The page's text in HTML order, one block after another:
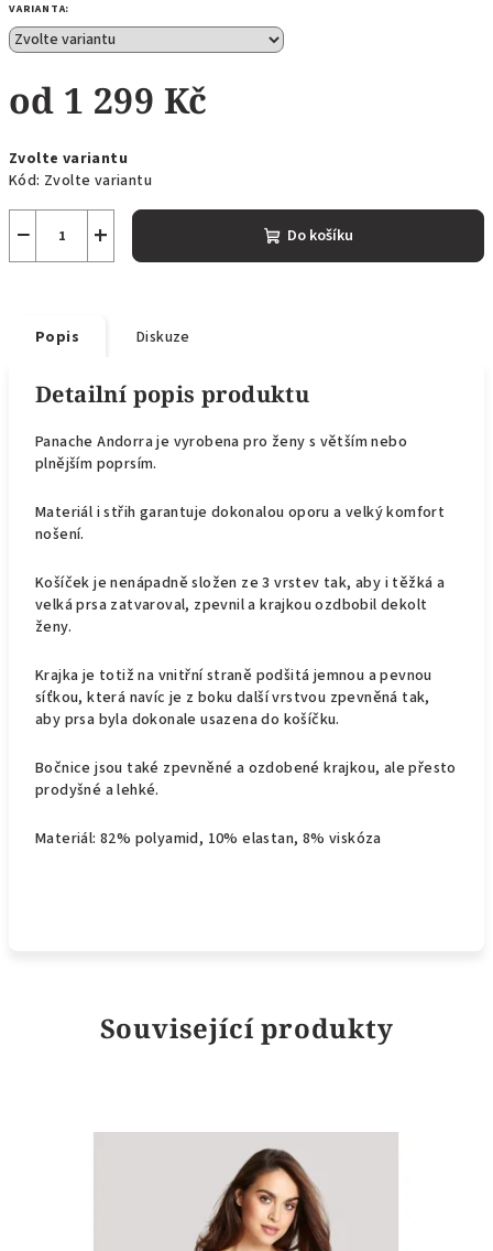
VARIANTA:
od 1 299 Kč
cena:
Zvolte variantu
Kód: Zvolte variantu
+
− Do košíku
Popis Diskuze
Detailní popis produktu
Panache Andorra je vyrobena pro ženy s větším nebo
plnějším poprsím.
Materiál i střih garantuje dokonalou oporu a velký komfort
nošení.
Košíček je nenápadně složen ze 3 vrstev tak, aby i těžká a
velká prsa zatvaroval, zpevnil a krajkou ozdbobil dekolt
ženy.
Krajka je totiž na vnitřní straně podšitá jemnou a pevnou
síťkou, která navíc je z boku další vrstvou zpevněná tak,
aby prsa byla dokonale usazena do košíčku.
Bočnice jsou také zpevněné a ozdobené krajkou, ale přesto
prodyšné a lehké.
Materiál: 82% polyamid, 10% elastan, 8% viskóza
Související produkty